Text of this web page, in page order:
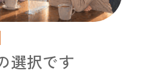
選択です